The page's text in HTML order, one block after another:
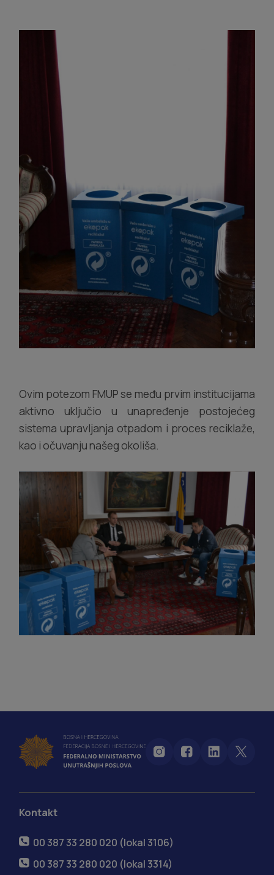
Ovim potezom FMUP se među prvim institucijama
aktivno uključio u unapređenje postojećeg
sistema upravljanja otpadom i proces reciklaže,
kao i očuvanju našeg okoliša.
Kontakt
00 387 33 280 020 (lokal 3106)
00 387 33 280 020 (lokal 3314)